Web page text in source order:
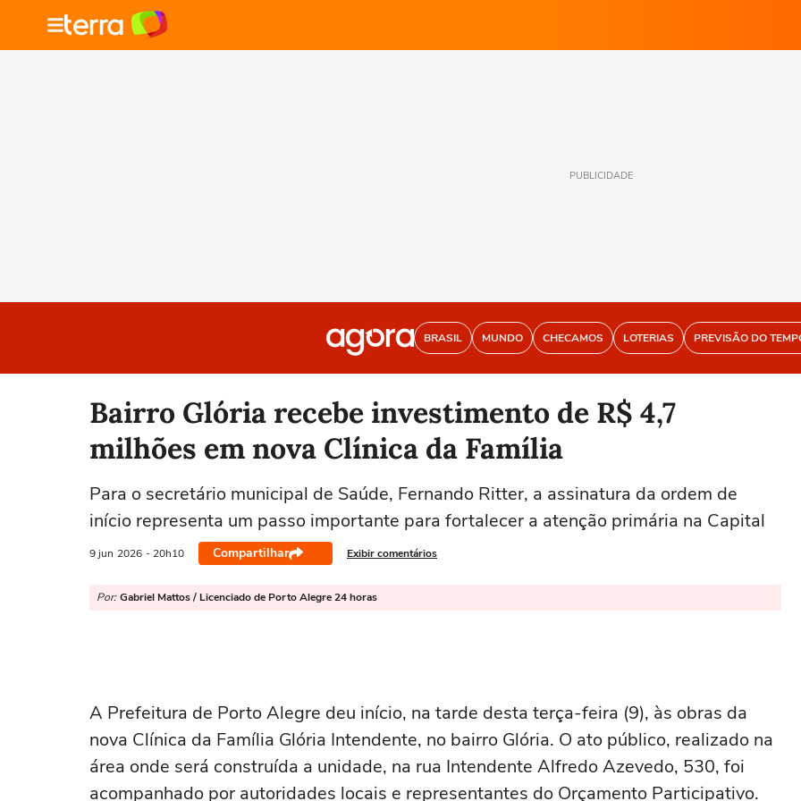
PUBLICIDADE
BRASIL MUNDO CHECAMOS LOTERIAS PREVISÃO DO
Bairro Glória recebe investimento de R$ 4,7
milhões em nova Clínica da Família
Para o secretário municipal de Saúde, Fernando Ritter, a assinatura da ordem de
início representa um passo importante para fortalecer a atenção primária na Capital
9 jun 2026 - 20h10 Compartilhar Exibir comentários
Por: Gabriel Mattos / Licenciado de Porto Alegre 24 horas
A Prefeitura de Porto Alegre deu início, na tarde desta terça-feira (9), às obras da
nova Clínica da Família Glória Intendente, no bairro Glória. O ato público, realizado na
área onde será construída a unidade, na rua Intendente Alfredo Azevedo, 530, foi
acompanhado por autoridades locais e representantes do Orçamento Participativo.